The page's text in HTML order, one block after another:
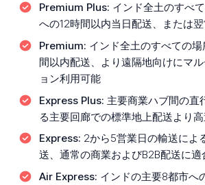
Premium Plus: インド全土のすべ
への12時間以内当日配送、または
Premium: インド全土のすべての
間以内配送、より遠隔地向けにマ
ョン利用可能
Express Plus: 主要商業ハブ間の直
る主要回廊での標準地上配送より
Express: 2から5営業日の輸送によ
送、通常の商業およびB2B配送に適
Air Express: インドの主要8都市へ